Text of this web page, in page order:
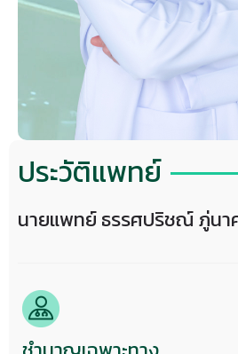
ประวัติแพทย์
นายแพทย์ ธรรศปริชณ์ ภู่นา